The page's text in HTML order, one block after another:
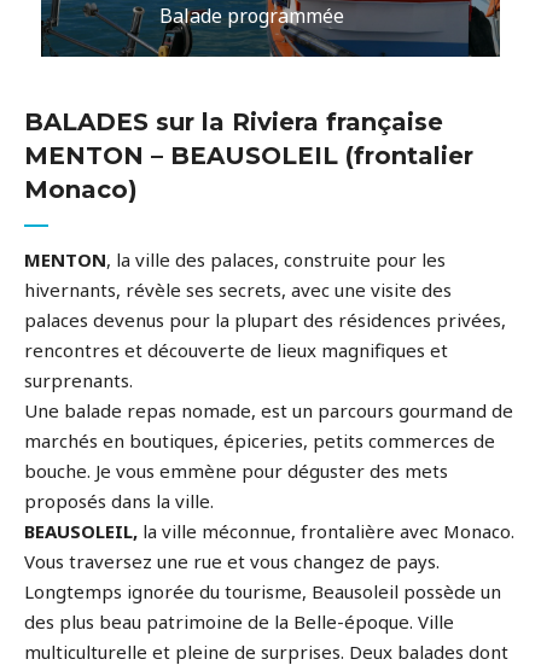
Balade programmée
BALADES sur la Riviera française
MENTON – BEAUSOLEIL (frontalier
Monaco)
MENTON, la ville des palaces, construite pour les
hivernants, révèle ses secrets, avec une visite des
palaces devenus pour la plupart des résidences privées,
rencontres et découverte de lieux magnifiques et
surprenants.
Une balade repas nomade, est un parcours gourmand de
marchés en boutiques, épiceries, petits commerces de
bouche. Je vous emmène pour déguster des mets
proposés dans la ville.
BEAUSOLEIL, la ville méconnue, frontalière avec Monaco.
Vous traversez une rue et vous changez de pays.
Longtemps ignorée du tourisme, Beausoleil possède un
des plus beau patrimoine de la Belle-époque. Ville
multiculturelle et pleine de surprises. Deux balades dont